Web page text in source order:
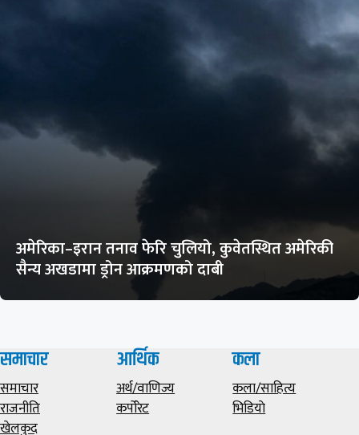
अमेरिका–इरान तनाव फेरि चुलियो, कुवेतस्थित अमेरिकी
सैन्य अखडामा ड्रोन आक्रमणको दाबी
समाचार
समाचार
राजनीति
खेलकुद
आर्थिक
अर्थ/वाणिज्य
कर्पोरेट
कला
कला/साहित्य
भिडियाे